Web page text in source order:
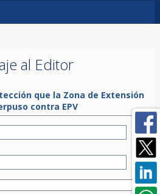
al Editor
que la Zona de Extensión
contra EPV